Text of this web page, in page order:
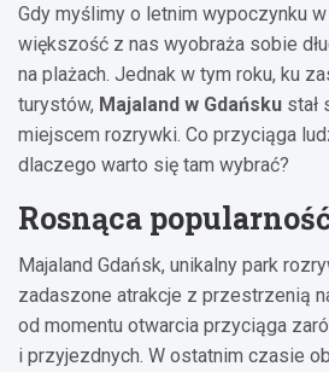
Gdy myślimy o letnim wypoczynku
większość z nas wyobraża sobie
na plażach. Jednak w tym roku, ku
turystów, Majaland w Gdańsku stał
miejscem rozrywki. Co przyciąga
dlaczego warto się tam wybrać?
Rosnąca
Majaland Gdańsk, unikalny park
zadaszone atrakcje z przestrzenią
od momentu otwarcia przyciąga
i przyjezdnych. W ostatnim czasie